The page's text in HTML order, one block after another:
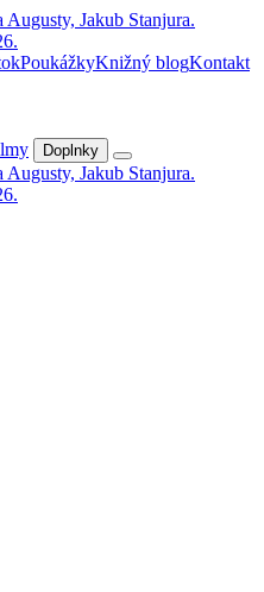
PoukážkyKnižný blogKontakt
Doplnky